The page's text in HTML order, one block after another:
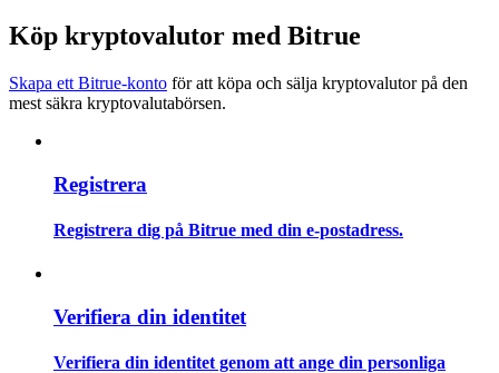
Big data-analys inklusive handelsinformation, etc.
Futures startguide
Köp kryptovalutor med Bitrue
Skapa ett Bitrue-konto för att köpa och sälja kryptovalutor på den
mest säkra kryptovalutabörsen.
Registrera
Registrera dig på Bitrue med din e-postadress.
Verifiera din identitet
Verifiera din identitet genom att ange din personliga